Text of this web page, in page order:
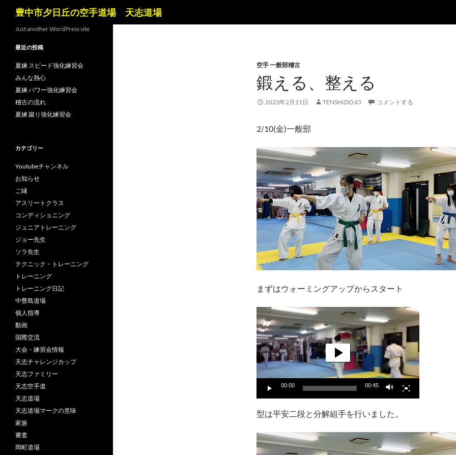
豊中市夕日丘の空手道場 天志道場
空手 一般部稽古
鍛える、整える
2023年2月11日 TENSHIDOJO コメントする
2/10(金)一般部
まずはウォーミングアップからスタート
画
プ
レ
ー
00:00 00:45
型は平安二段と分解組手を行いました。
Just another WordPress site
最近の投稿
夏練 スピード強化練習会
みんな熱心
夏練 パワー強化練習会
稽古の流れ
夏練 蹴り強化練習会
カテゴリー
Youtubeチャンネル
お知らせ
ご縁
アスリートクラス
コンディショニング
ジュニアトレーニング
ジョー先生
ソラ先生
テクニック・トレーニング
トレーニング
トレーニング日記
中豊島道場
個人指導
動画
国際交流
大会・練習会情報
天志チャレンジカップ
天志ファミリー
天志空手道
天志道場
天志道場マークの意味
家族
審査
岡町道場